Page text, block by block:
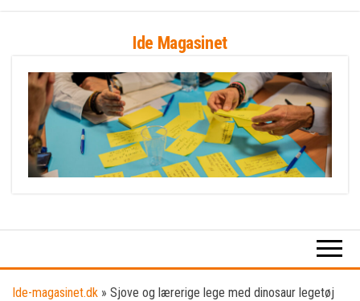
content
Ide Magasinet
Ide-magasinet.dk » Sjove og lærerige lege med dinosaur legetøj